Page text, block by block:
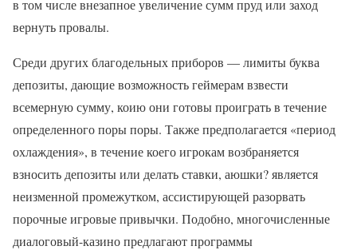
в том числе внезапное увеличение сумм пруд или заход
вернуть провалы.
Среди других благодельных приборов — лимиты буква
депозиты, дающие возможность геймерам взвести
всемерную сумму, коию они готовы проиграть в течение
определенного поры поры. Также предполагается «период
охлаждения», в течение коего игрокам возбраняется
взносить депозиты или делать ставки, аюшки? является
неизменной промежутком, ассистирующей разорвать
порочные игровые привычки. Подобно, многочисленные
диалоговый-казино предлагают программы